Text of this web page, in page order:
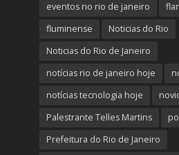
eventos no rio de janeiro
fluminense
Noticias do Rio
Noticias do Rio de Janeiro
notícias rio de janeiro hoje
notícias tecnologia hoje
Palestrante Telles Martins
Prefeitura do Rio de Janeiro